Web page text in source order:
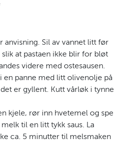
anvisning. Sil av vannet litt før
at pastaen ikke blir for bløt
videre med ostesausen.
en panne med litt olivenolje på
er gyllent. Kutt vårløk i tynne
kjele, rør inn hvetemel og spe
til en litt tykk saus. La
ca. 5 minutter til melsmaken